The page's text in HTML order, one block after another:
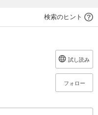
検索のヒント
試し読み
フォロー